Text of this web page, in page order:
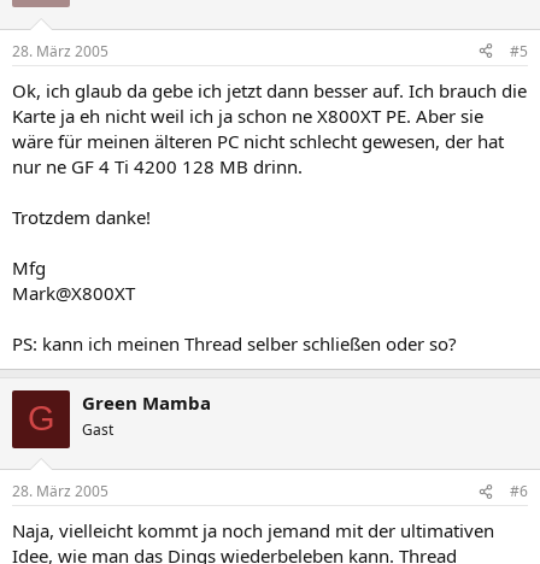
28. März 2005 #5
Ok, ich glaub da gebe ich jetzt dann besser auf. Ich brauch die
Karte ja eh nicht weil ich ja schon ne X800XT PE. Aber sie
wäre für meinen älteren PC nicht schlecht gewesen, der hat
nur ne GF 4 Ti 4200 128 MB drinn.
Trotzdem danke!
Mfg
Mark@X800XT
PS: kann ich meinen Thread selber schließen oder so?
G Green Mamba
Gast
28. März 2005 #6
Naja, vielleicht kommt ja noch jemand mit der ultimativen
Idee, wie man das Dings wiederbeleben kann. Thread